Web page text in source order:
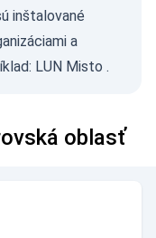
inštalované
a
LUN Misto .
oblasť